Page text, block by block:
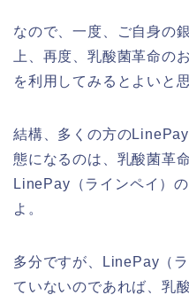
なので、一度、ご自身の
上、再度、乳酸菌革命の
を利用してみるとよいと
結構、多くの方の
態になるのは、乳酸菌革
LinePay（ラインペイ）
よ。
多分ですが、LinePay（
ていないのであれば、乳